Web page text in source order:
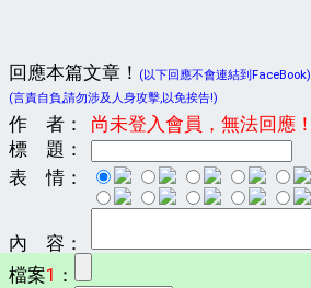
回應本篇文章！
(以下回應不會連結到FaceBook)
(言責自負,請勿涉及人身攻擊,以免挨告!)
作 者：
尚未登入會員，無法回應！
標 題：
表 情：
內 容：
檔案1 ：